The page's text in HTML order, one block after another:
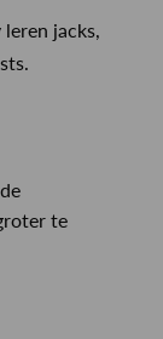
leren jacks,
te